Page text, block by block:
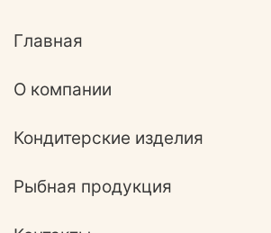
Главная
О компании
Кондитерские изделия
Рыбная продукция